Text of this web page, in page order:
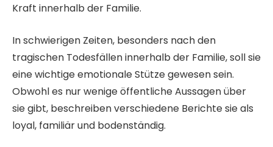
Kraft innerhalb der Familie.
In schwierigen Zeiten, besonders nach den
tragischen Todesfällen innerhalb der Familie, soll sie
eine wichtige emotionale Stütze gewesen sein.
Obwohl es nur wenige öffentliche Aussagen über
sie gibt, beschreiben verschiedene Berichte sie als
loyal, familiär und bodenständig.